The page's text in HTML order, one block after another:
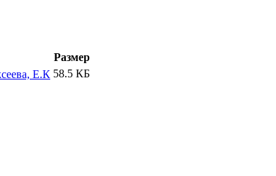
Размер
Е.К 58.5 КБ